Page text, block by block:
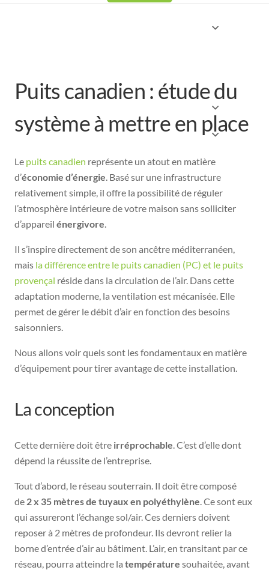
Puits canadien : étude du
système à mettre en place
Le puits canadien représente un atout en matière
d’économie d’énergie. Basé sur une infrastructure
relativement simple, il offre la possibilité de réguler
l’atmosphère intérieure de votre maison sans solliciter
d’appareil énergivore.
Il s’inspire directement de son ancêtre méditerranéen,
mais la différence entre le puits canadien (PC) et le puits
provençal réside dans la circulation de l’air. Dans cette
adaptation moderne, la ventilation est mécanisée. Elle
permet de gérer le débit d’air en fonction des besoins
saisonniers.
Nous allons voir quels sont les fondamentaux en matière
d’équipement pour tirer avantage de cette installation.
La conception
Cette dernière doit être irréprochable. C’est d’elle dont
dépend la réussite de l’entreprise.
Tout d’abord, le réseau souterrain. Il doit être composé
de 2 x 35 mètres de tuyaux en polyéthylène. Ce sont eux
qui assureront l’échange sol/air. Ces derniers doivent
reposer à 2 mètres de profondeur. Ils devront relier la
borne d’entrée d’air au bâtiment. L’air, en transitant par ce
réseau, pourra atteindre la température souhaitée, avant